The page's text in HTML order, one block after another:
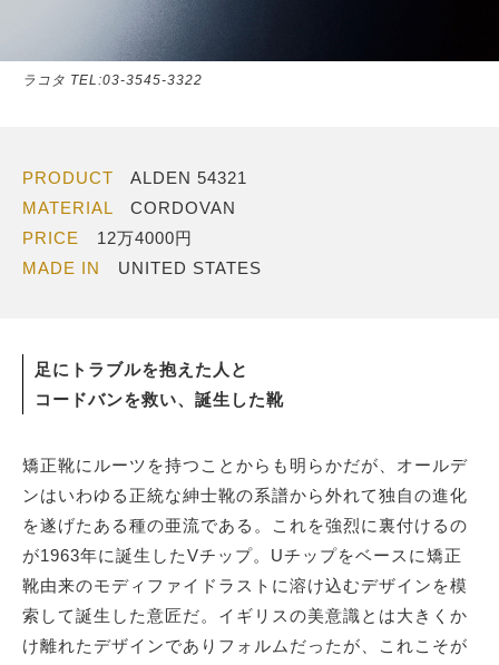
ラコタ TEL:03-3545-3322
PRODUCT ALDEN 54321
MATERIAL CORDOVAN
PRICE 12万4000円
MADE IN UNITED STATES
足にトラブルを抱えた人と
コードバンを救い、誕生した靴
矯正靴にルーツを持つことからも明らかだが、オールデ
ンはいわゆる正統な紳士靴の系譜から外れて独自の進化
を遂げたある種の亜流である。これを強烈に裏付けるの
が1963年に誕生したVチップ。Uチップをベースに矯正
靴由来のモディファイドラストに溶け込むデザインを模
索して誕生した意匠だ。イギリスの美意識とは大きくか
け離れたデザインでありフォルムだったが、これこそが